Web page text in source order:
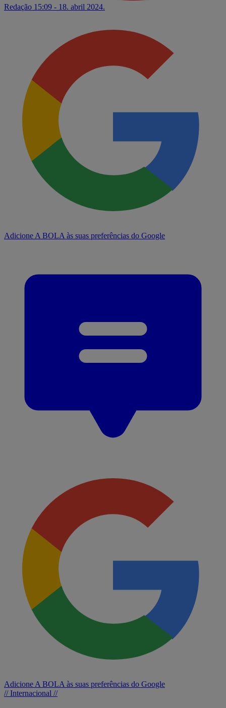
Redação 15:09 - 18. abril 2024.
Adicione A BOLA às suas preferências do Google
Adicione A BOLA às suas preferências do Google
// Internacional //